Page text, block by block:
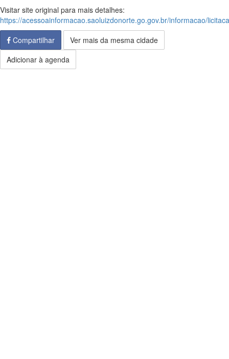
Visitar site original para mais detalhes:
https://acessoainformacao.saoluizdonorte.go.gov.br/informacao/
Compartilhar
Ver mais da mesma cidade
Adicionar à agenda